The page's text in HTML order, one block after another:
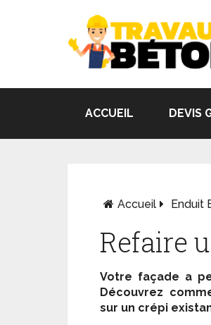
ACCUEIL DEVIS
Accueil Enduit
Refaire
Votre façade a
Découvrez
sur un crépi